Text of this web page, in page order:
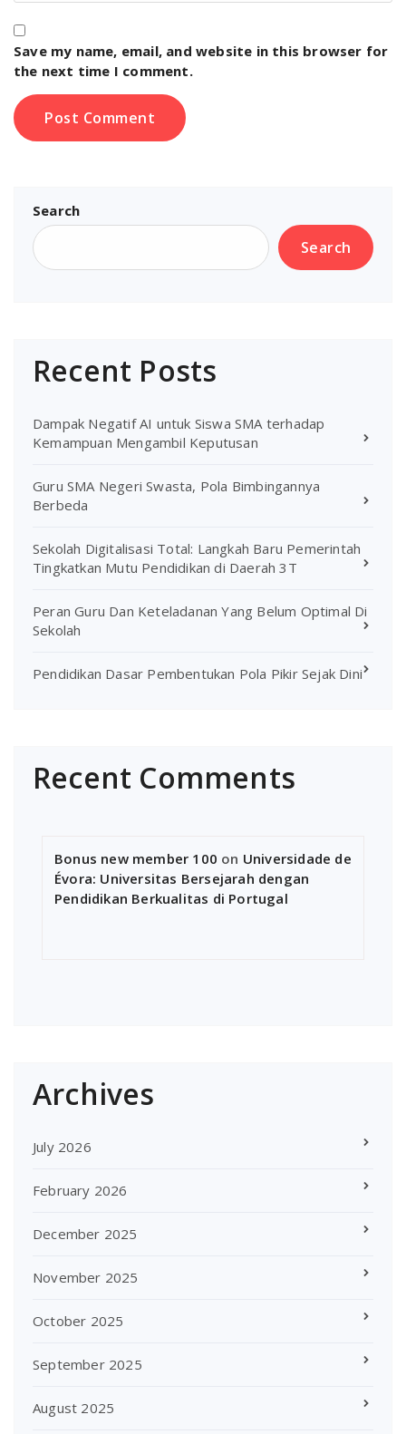
Save my name, email, and website in this browser for
the next time I comment.
Search
Search
Recent Posts
Dampak Negatif AI untuk Siswa SMA terhadap
Kemampuan Mengambil Keputusan
Guru SMA Negeri Swasta, Pola Bimbingannya
Berbeda
Sekolah Digitalisasi Total: Langkah Baru Pemerintah
Tingkatkan Mutu Pendidikan di Daerah 3T
Peran Guru Dan Keteladanan Yang Belum Optimal Di
Sekolah
Pendidikan Dasar Pembentukan Pola Pikir Sejak Dini
Recent Comments
Bonus new member 100 on Universidade de
Évora: Universitas Bersejarah dengan
Pendidikan Berkualitas di Portugal
Archives
July 2026
February 2026
December 2025
November 2025
October 2025
September 2025
August 2025